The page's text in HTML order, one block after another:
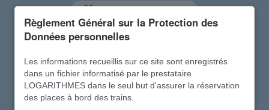
Recommencer à zéro
Règlement Général sur la Protection des
Données personnelles
Les informations recueillis sur ce site sont enregistrés
dans un fichier informatisé par le prestataire
LOGARITHMES dans le seul but d'assurer la réservation
des places à bord des trains.